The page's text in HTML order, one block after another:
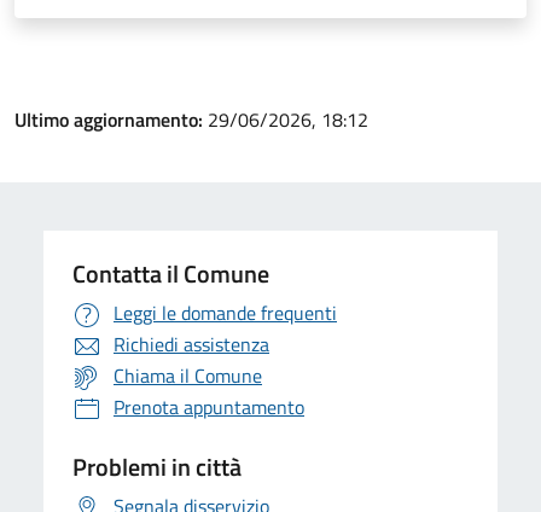
Ultimo aggiornamento: 29/06/2026, 18:12
Contatta il Comune
Leggi le domande frequenti
Richiedi assistenza
Chiama il Comune
Prenota appuntamento
Problemi in città
Segnala disservizio